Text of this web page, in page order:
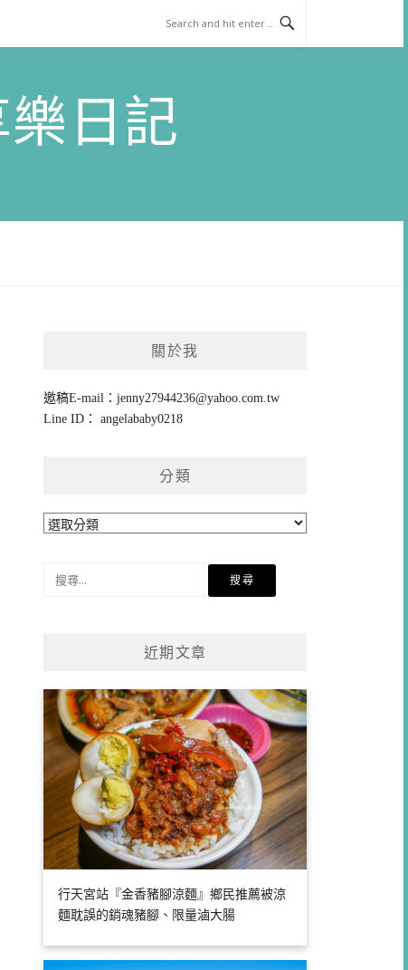
日記
關於我
邀稿E-mail：jenny27944236@yahoo.com.tw
Line ID： angelababy0218
分類
分
近期文章
行天宮站『金香豬腳涼麵』鄉民推薦被涼
麵耽誤的銷魂豬腳、限量滷大腸